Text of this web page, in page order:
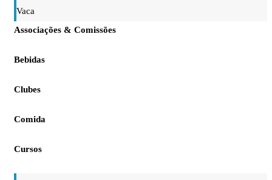
Vaca
Associações & Comissões
Bebidas
Clubes
Comida
Cursos